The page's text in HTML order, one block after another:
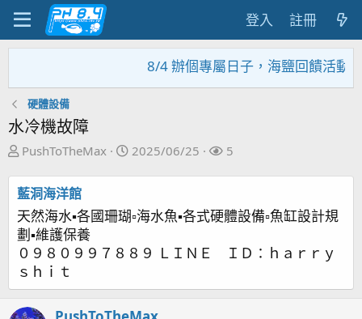
登入 註冊
8/4 辦個專屬日子，海鹽回饋活動，
硬體設備
水冷機故障
主
發
起
人
PushToTheMax
開
2025/06/25
關
5
藍洞海洋館
天然海水▪各國珊瑚▫海水魚▪各式硬體設備▫魚缸設計規
劃▪維護保養
０９８０９９７８８９ ＬＩＮＥ ＩＤ：ｈａｒｒｙ
ｓｈｉｔ